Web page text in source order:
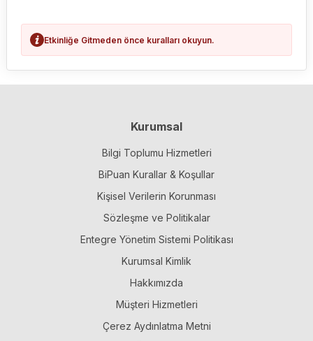
Etkinliğe Gitmeden önce kuralları okuyun.
Kurumsal
Bilgi Toplumu Hizmetleri
BiPuan Kurallar & Koşullar
Kişisel Verilerin Korunması
Sözleşme ve Politikalar
Entegre Yönetim Sistemi Politikası
Kurumsal Kimlik
Hakkımızda
Müşteri Hizmetleri
Çerez Aydınlatma Metni